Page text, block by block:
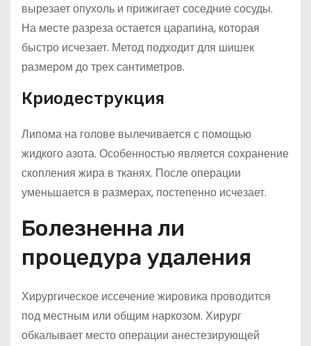
вырезает опухоль и прижигает соседние сосуды.
На месте разреза остается царапина, которая
быстро исчезает. Метод подходит для шишек
размером до трех сантиметров.
Криодеструкция
Липома на голове вылечивается с помощью
жидкого азота. Особенностью является сохранение
скопления жира в тканях. После операции
уменьшается в размерах, постепенно исчезает.
Болезненна ли
процедура удаления
Хирургическое иссечение жировика проводится
под местным или общим наркозом. Хирург
обкалывает место операции анестезирующей